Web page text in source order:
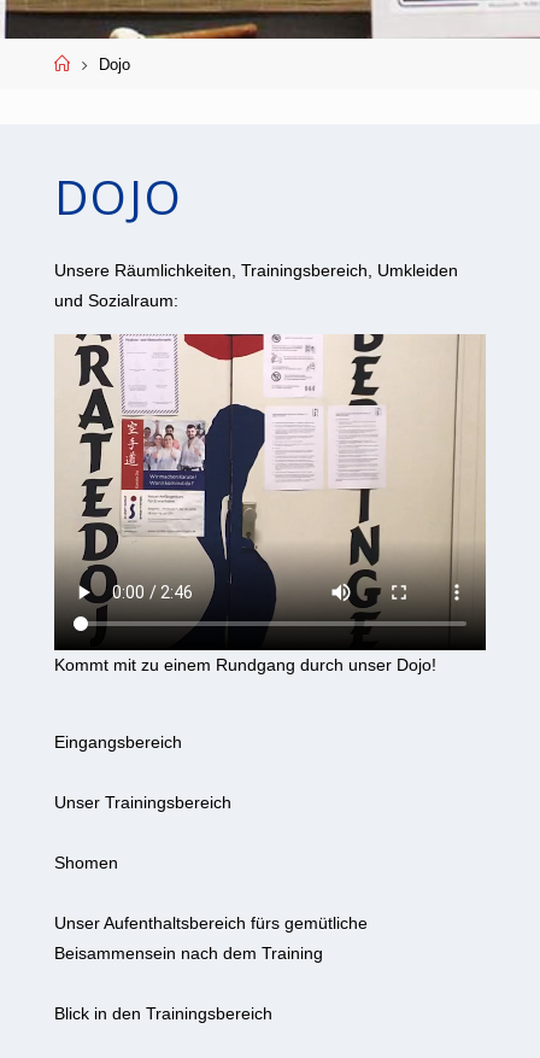
StartDojo
DOJO
Unsere Räumlichkeiten, Trainingsbereich, Umkleiden
und Sozialraum:
Kommt mit zu einem Rundgang durch unser Dojo!
Eingangsbereich
Unser Trainingsbereich
Shomen
Unser Aufenthaltsbereich fürs gemütliche
Beisammensein nach dem Training
Blick in den Trainingsbereich